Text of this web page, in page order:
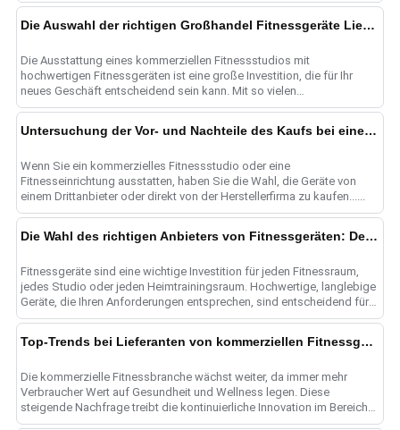
Die Auswahl der richtigen Großhandel Fitnessgeräte Lieferanten für kommerzielle Fitnessstudio Bedürfnisse
Die Ausstattung eines kommerziellen Fitnessstudios mit
hochwertigen Fitnessgeräten ist eine große Investition, die für Ihr
neues Geschäft entscheidend sein kann. Mit so vielen
Großhandelsgeräten s......
Untersuchung der Vor- und Nachteile des Kaufs bei einem Fitnessgeräteanbieter im Vergleich zu einer Fitnessgerätefabrik
Wenn Sie ein kommerzielles Fitnessstudio oder eine
Fitnesseinrichtung ausstatten, haben Sie die Wahl, die Geräte von
einem Drittanbieter oder direkt von der Herstellerfirma zu kaufen......
Die Wahl des richtigen Anbieters von Fitnessgeräten: Der ultimative Leitfaden
Fitnessgeräte sind eine wichtige Investition für jeden Fitnessraum,
jedes Studio oder jeden Heimtrainingsraum. Hochwertige, langlebige
Geräte, die Ihren Anforderungen entsprechen, sind entscheidend für
......
Top-Trends bei Lieferanten von kommerziellen Fitnessgeräten
Die kommerzielle Fitnessbranche wächst weiter, da immer mehr
Verbraucher Wert auf Gesundheit und Wellness legen. Diese
steigende Nachfrage treibt die kontinuierliche Innovation im Bereich
Fitness e......